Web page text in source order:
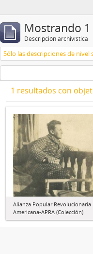
Mostrando
Descripción archivística
Sólo las descripciones de nivel
1 resultados con
Alianza Popular Revolucionaria
Americana-APRA (Colección)